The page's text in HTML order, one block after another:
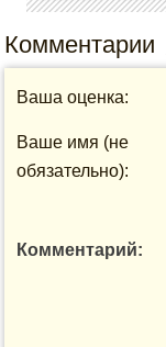
Комментарии
Ваша оценка:
Ваше имя (не
обязательно):
Комментарий: